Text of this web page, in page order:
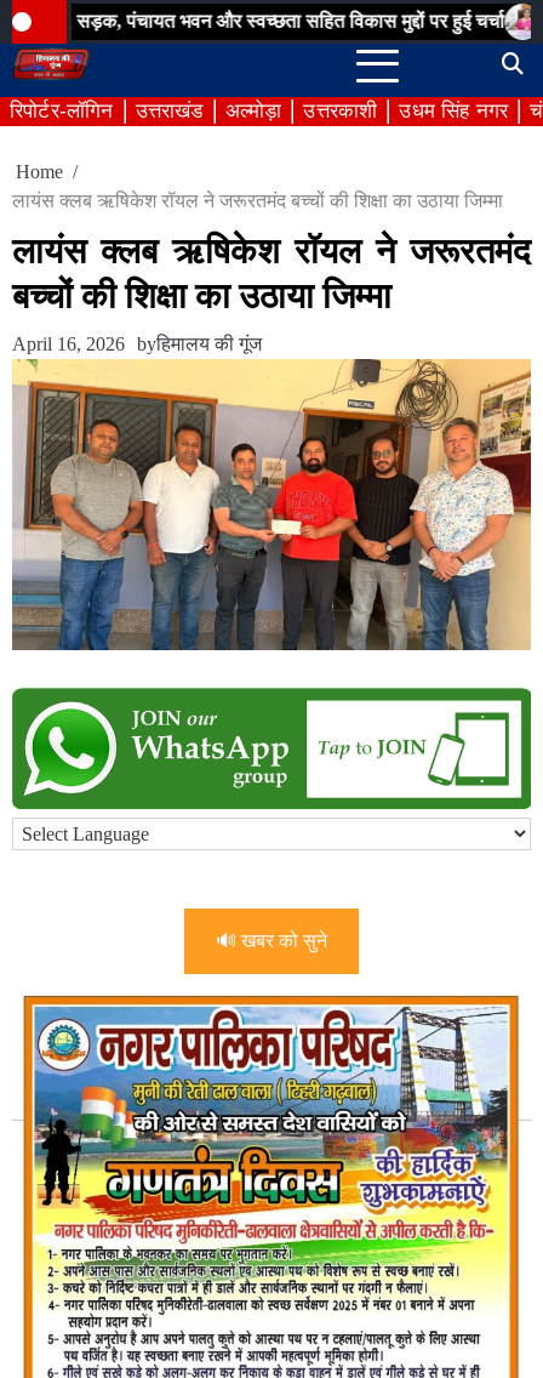
Skip
to
content
पंचायत भवन और स्वच्छता सहित विकास मुद्दों पर हुई चर्चा बिना
रिपोर्टर-लॉगिन उत्तराखंड अल्मोड़ा उत्तरकाशी उधम सिंह नगर
Home
लायंस क्लब ऋषिकेश रॉयल ने जरूरतमंद बच्चों की शिक्षा का उठाया जिम्मा
लायंस क्लब ऋषिकेश रॉयल ने जरूरतमंद
बच्चों की शिक्षा का उठाया जिम्मा
April 16, 2026 byहिमालय की गूंज
🔊 खबर को सुने